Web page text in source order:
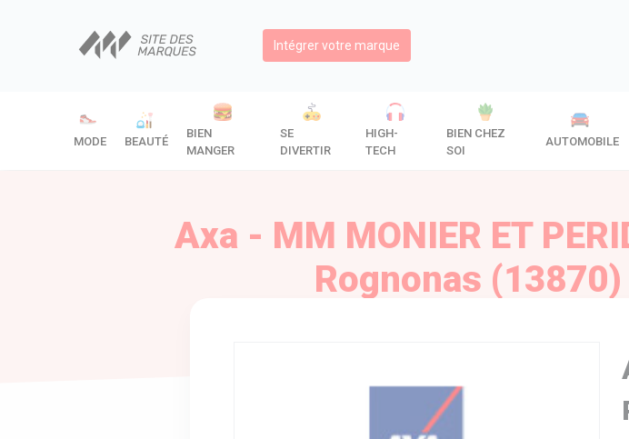
Intégrer votre marque
MODE BEAUTÉ
BIEN
MANGER
SE
DIVERTIR
HIGH-
TECH
BIEN CHEZ
SOI
AUTOMOBILE
Axa - MM MONIER ET
Rognonas